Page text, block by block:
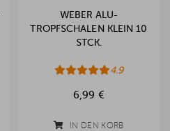
WEBER ALU-
TROPFSCHALEN KLEIN 10
STCK.
4.9
6,99 €
IN DEN KORB